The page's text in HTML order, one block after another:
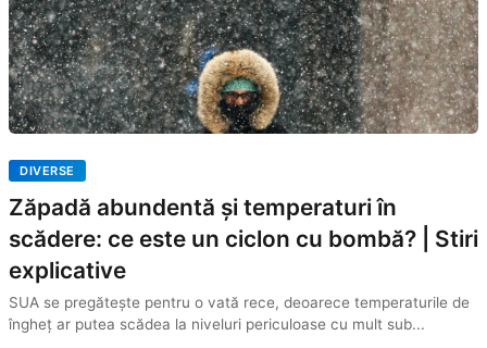
DIVERSE
Zăpadă abundentă și temperaturi în
scădere: ce este un ciclon cu bombă? | Stiri
explicative
SUA se pregătește pentru o vată rece, deoarece temperaturile de
îngheț ar putea scădea la niveluri periculoase cu mult sub...